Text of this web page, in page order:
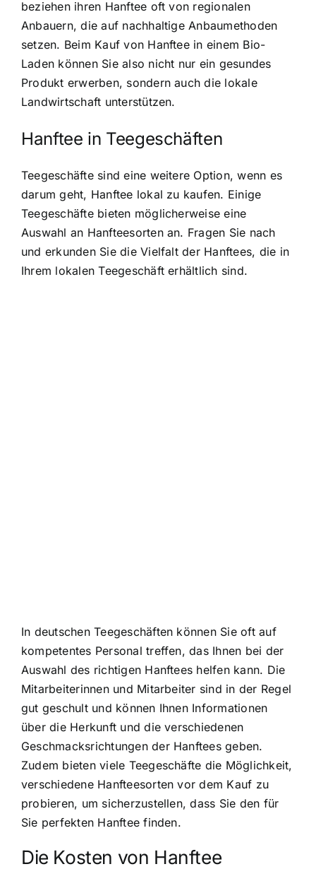
beziehen ihren Hanftee oft von regionalen
Anbauern, die auf nachhaltige Anbaumethoden
setzen. Beim Kauf von Hanftee in einem Bio-
Laden können Sie also nicht nur ein gesundes
Produkt erwerben, sondern auch die lokale
Landwirtschaft unterstützen.
Hanftee in Teegeschäften
Teegeschäfte sind eine weitere Option, wenn es
darum geht, Hanftee lokal zu kaufen. Einige
Teegeschäfte bieten möglicherweise eine
Auswahl an Hanfteesorten an. Fragen Sie nach
und erkunden Sie die Vielfalt der Hanftees, die in
Ihrem lokalen Teegeschäft erhältlich sind.
In deutschen Teegeschäften können Sie oft auf
kompetentes Personal treffen, das Ihnen bei der
Auswahl des richtigen Hanftees helfen kann. Die
Mitarbeiterinnen und Mitarbeiter sind in der Regel
gut geschult und können Ihnen Informationen
über die Herkunft und die verschiedenen
Geschmacksrichtungen der Hanftees geben.
Zudem bieten viele Teegeschäfte die Möglichkeit,
verschiedene Hanfteesorten vor dem Kauf zu
probieren, um sicherzustellen, dass Sie den für
Sie perfekten Hanftee finden.
Die Kosten von Hanftee